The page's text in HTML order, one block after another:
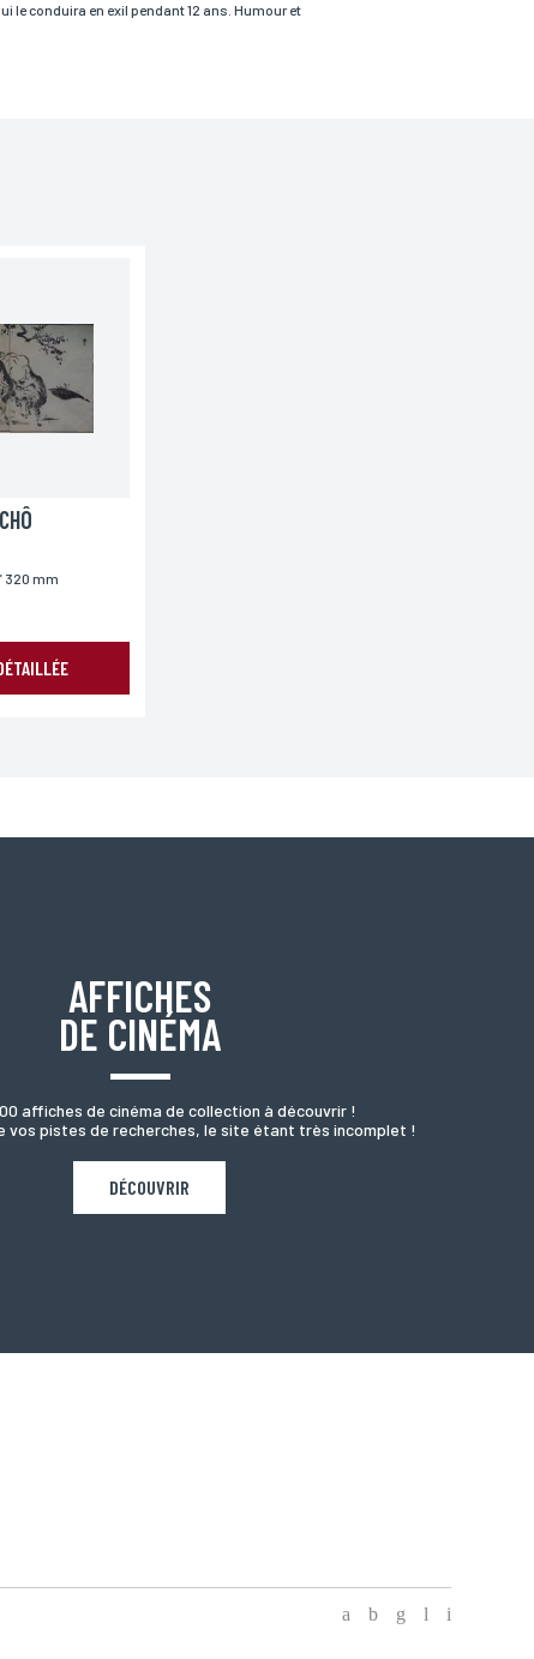
bénéficiez d’un droit d’accès, de rectification
le conduira en exil pendant 12 ans. Humour et
320 mm
AFFICHES
DE CINÉMA
affiches de cinéma de collection à découvrir !
vos pistes de recherches, le site étant très incomplet !
DÉCOUVRIR